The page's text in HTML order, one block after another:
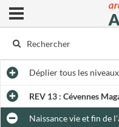
Archives
Ouvrir le menu déroulant
Dépliertous les niveaux
REV 13 : Cévennes
Naissance vie et fin de